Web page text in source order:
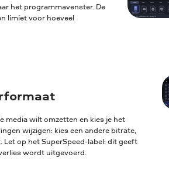
het programmavenster. De
limiet voor hoeveel
media wilt omzetten en kies je het
wijzigen: kies een andere bitrate,
Let op het SuperSpeed-label: dit geeft
wordt uitgevoerd.